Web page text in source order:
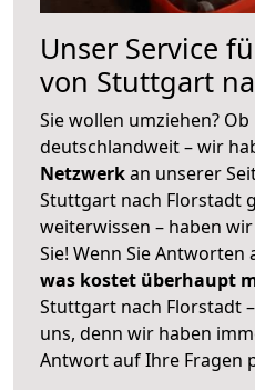
Unser Service
von Stuttgart
Sie wollen umziehen?
deutschlandweit – wir
Netzwerkan unserer
Stuttgart nach Florstadt
weiterwissen – haben
Sie! Wenn Sie
was kostet überhaupt
Stuttgart nach Florstadt
uns, denn wir haben
Antwort auf Ihre Fragen